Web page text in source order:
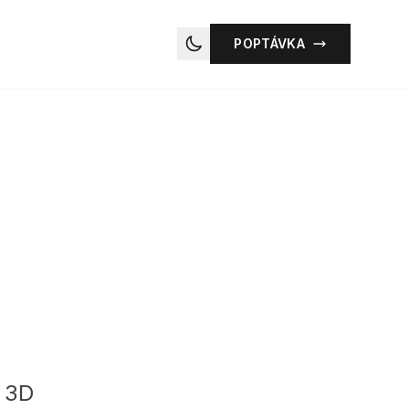
Toggle dark mode
POPTÁVKA